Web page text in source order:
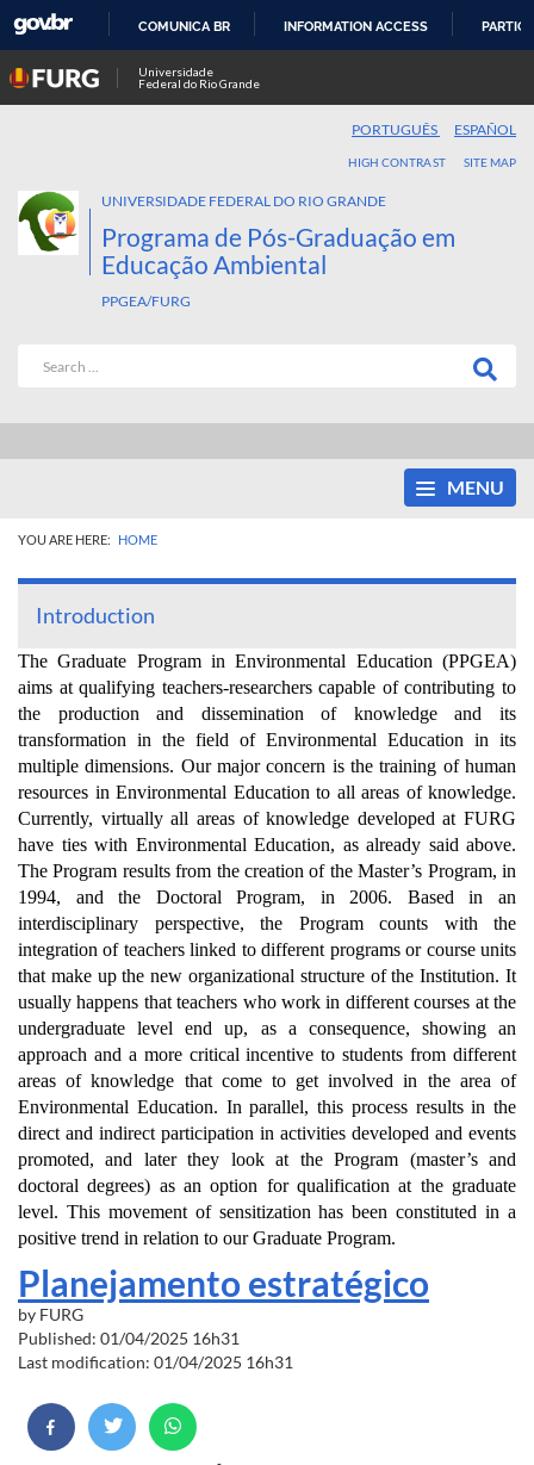
COMUNICA BR INFORMATION ACCESS
Universidade
Federal do Rio Grande
PORTUGUÊS ESPAÑOL
HIGH CONTRAST SITE MAP
UNIVERSIDADE FEDERAL DO RIO GRANDE
Programa de Pós-Graduação em
Educação Ambiental
PPGEA/FURG
MENU
YOU ARE HERE: HOME
Introduction
The Graduate Program in Environmental Education (PPGEA)
aims at qualifying teachers-researchers capable of contributing to
the production and dissemination of knowledge and its
transformation in the field of Environmental Education in its
multiple dimensions. Our major concern is the training of human
resources in Environmental Education to all areas of knowledge.
Currently, virtually all areas of knowledge developed at FURG
have ties with Environmental Education, as already said above.
The Program results from the creation of the Master’s Program, in
1994, and the Doctoral Program, in 2006. Based in an
interdisciplinary perspective, the Program counts with the
integration of teachers linked to different programs or course units
that make up the new organizational structure of the Institution. It
usually happens that teachers who work in different courses at the
undergraduate level end up, as a consequence, showing an
approach and a more critical incentive to students from different
areas of knowledge that come to get involved in the area of
Environmental Education. In parallel, this process results in the
direct and indirect participation in activities developed and events
promoted, and later they look at the Program (master’s and
doctoral degrees) as an option for qualification at the graduate
level. This movement of sensitization has been constituted in a
positive trend in relation to our Graduate Program.
Planejamento estratégico
by FURG
Published: 01/04/2025 16h31
Last modification: 01/04/2025 16h31